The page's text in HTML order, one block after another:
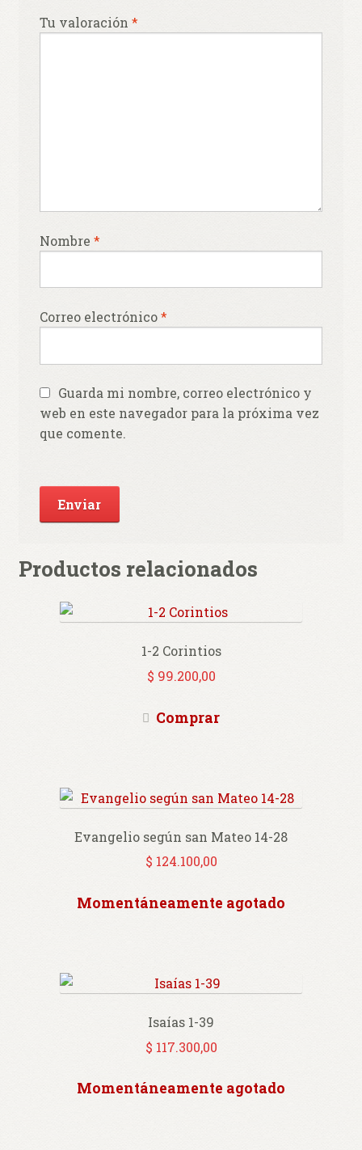
Tu valoración *
Nombre *
Correo electrónico*
Guarda mi nombre, correo electrónico y
web en este navegador para la próxima vez
que comente.
Productos relacionados
1-2 Corintios
$ 99.200,00
Comprar
Evangelio según san Mateo 14-28
$ 124.100,00
Momentáneamente agotado
Isaías 1-39
$ 117.300,00
Momentáneamente agotado